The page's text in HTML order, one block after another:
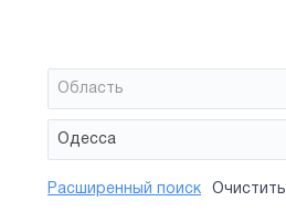
Область
Одесса
Район
Сторона
Все
Расширенный поиск Очистить